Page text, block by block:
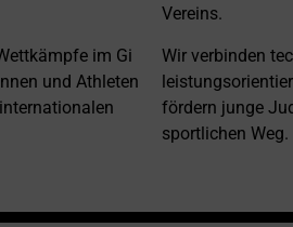
im Gi
und Athleten
Vereins.
Wir verbinden
fördern junge
sportlichen Weg.